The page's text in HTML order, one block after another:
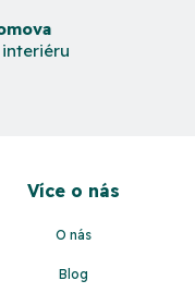
Více o nás
O nás
Blog